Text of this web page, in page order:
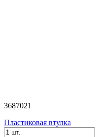
3687021
Пластиковая втулка